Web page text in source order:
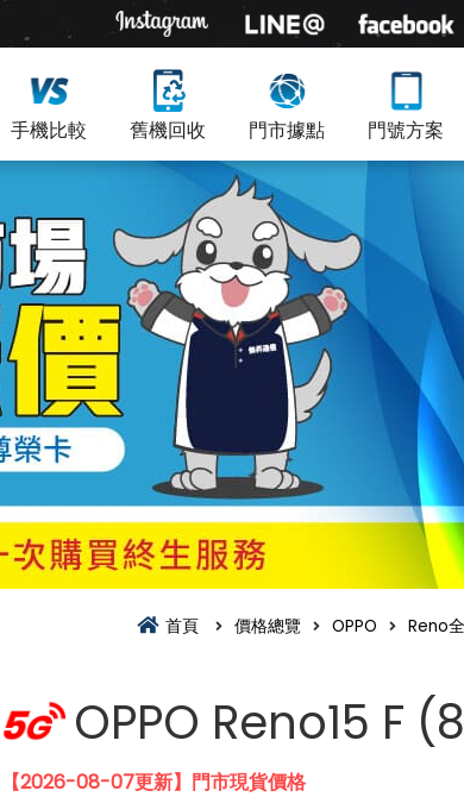
手機比較 舊機回收 門市據點 門號方案
首頁 價格總覽 OPPO Reno
OPPO Reno15 F
【2026-08-07更新】門市現貨價格